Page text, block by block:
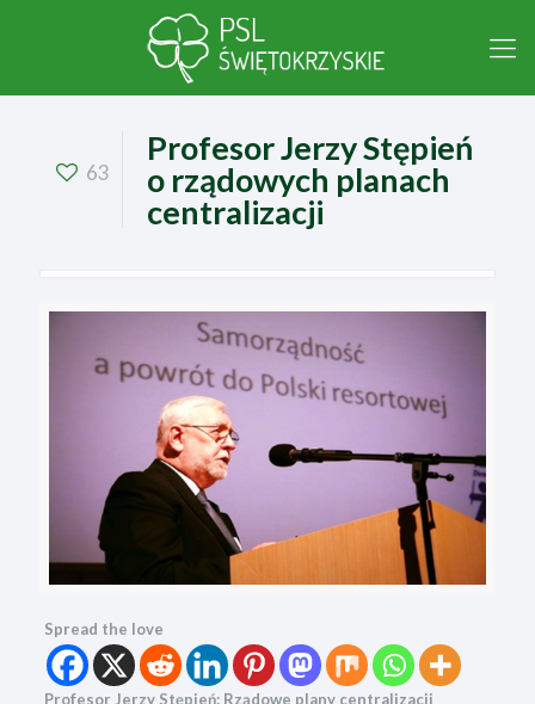
63
Profesor Jerzy Stępień
o rządowych planach
centralizacji
Spread the love
Profesor Jerzy Stępień: Rządowe plany centralizacji